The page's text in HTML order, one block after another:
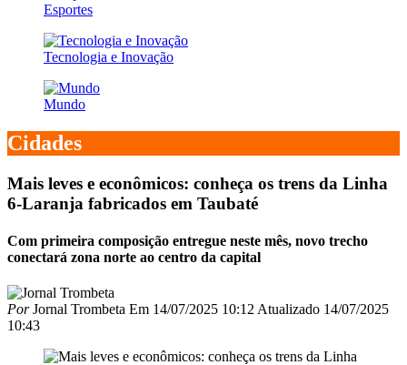
Esportes
Tecnologia e Inovação
Mundo
Cidades
Mais leves e econômicos: conheça os trens da Linha
6-Laranja fabricados em Taubaté
Com primeira composição entregue neste mês, novo trecho
conectará zona norte ao centro da capital
PorJornal Trombeta Em 14/07/2025 10:12 Atualizado 14/07/2025
10:43